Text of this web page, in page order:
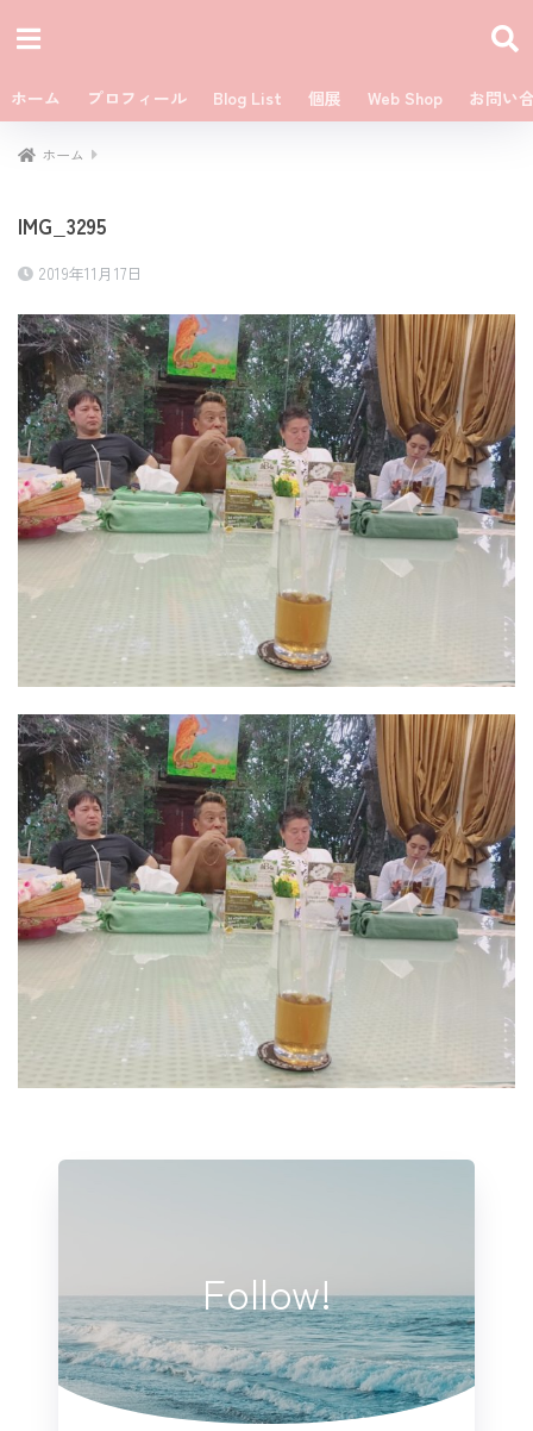
ホーム プロフィール Blog List 個展 Web Shop お問い
ホーム
IMG_3295
2019年11月17日
Follow!